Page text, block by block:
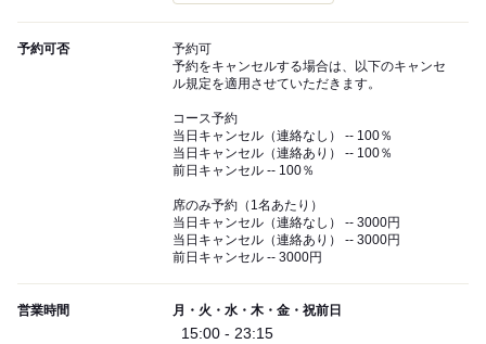
予約可否
予約可
予約をキャンセルする場合は、以下のキャンセ
ル規定を適用させていただきます。
コース予約
当日キャンセル（連絡なし） -- 100％
当日キャンセル（連絡あり） -- 100％
前日キャンセル -- 100％
席のみ予約（1名あたり）
当日キャンセル（連絡なし） -- 3000円
当日キャンセル（連絡あり） -- 3000円
前日キャンセル -- 3000円
営業時間 月・火・水・木・金・祝前日
15:00 - 23:15